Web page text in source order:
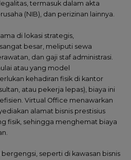
termasuk dalam akta
(NIB), dan perizinan lainnya.
di lokasi strategis,
besar, meliputi sewa
dan gaji staf administrasi.
atau yang model
kehadiran fisik di kantor
atau pekerja lepas), biaya ini
Virtual Office menawarkan
alamat bisnis prestisius
fisik, sehingga menghemat biaya
bergengsi, seperti di kawasan bisnis